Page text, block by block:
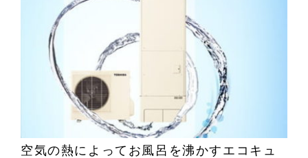
空気の熱によってお風呂を沸かすエコキュ